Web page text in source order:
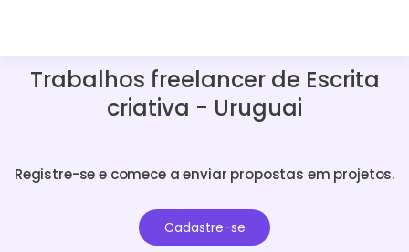
Trabalhos freelancer de Escrita
criativa - Uruguai
Registre-se e comece a enviar propostas em projetos.
Cadastre-se